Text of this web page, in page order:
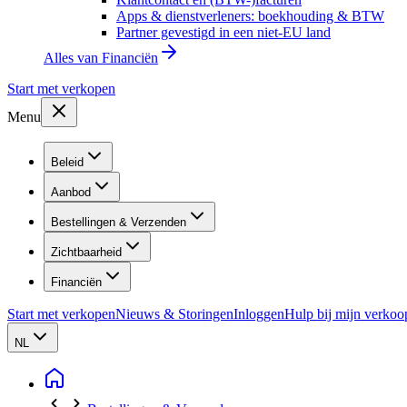
Apps & dienstverleners: boekhouding & BTW
Partner gevestigd in een niet-EU land
Alles van Financiën
Start met verkopen
Menu
Beleid
Aanbod
Bestellingen & Verzenden
Zichtbaarheid
Financiën
Start met verkopenNieuws & StoringenInloggenHulp bij mijn
NL